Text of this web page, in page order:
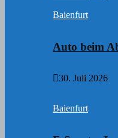
Baienfurt
Auto beim
30. Juli 2026
Baienfurt